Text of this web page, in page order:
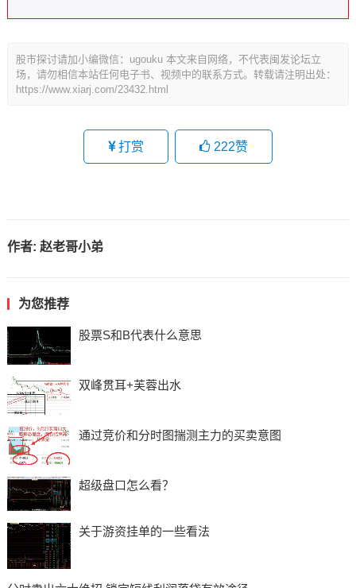
股市探讨请加小编微信：ugouku 本文来自网络，不代表闽发论坛立
场，请勿相信本站任何电子书、视频中的联系方式。转载请注明出处：
https://www.xiarj.com/23432.html
打赏 222赞
作者: 赵老哥小弟
为您推荐
股票S和B代表什么意思
双峰贯耳+芙蓉出水
通过竞价和分时图揣测主力的买卖意图
超级盘口怎么看？
关于游资挂单的一些看法